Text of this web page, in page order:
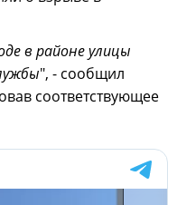
в районе улицы
", - сообщил
соответствующее